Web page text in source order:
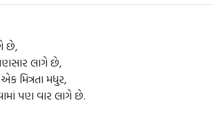
છે,
લાગે છે,
મિત્રતા મધુર,
પણ વાર લાગે છે.